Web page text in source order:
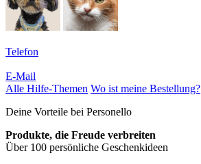
Telefon
E-Mail
Alle Hilfe-Themen Wo ist meine Bestellung?
Deine Vorteile bei Personello
Produkte, die Freude verbreiten
Über 100 persönliche Geschenkideen